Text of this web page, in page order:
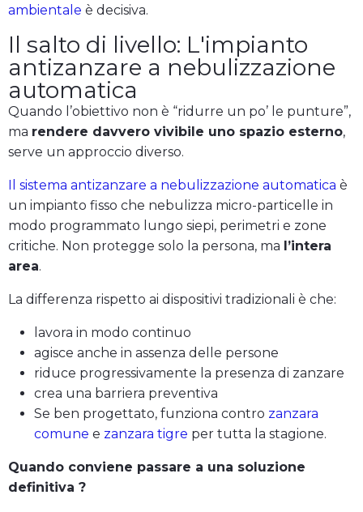
ambientale è decisiva.
Il salto di livello: L'impianto
antizanzare a nebulizzazione
automatica
Quando l’obiettivo non è “ridurre un po’ le punture”,
ma rendere davvero vivibile uno spazio esterno,
serve un approccio diverso.
Il sistema antizanzare a nebulizzazione automatica è
un impianto fisso che nebulizza micro-particelle in
modo programmato lungo siepi, perimetri e zone
critiche. Non protegge solo la persona, ma l’intera
area.
La differenza rispetto ai dispositivi tradizionali è che:
lavora in modo continuo
agisce anche in assenza delle persone
riduce progressivamente la presenza di zanzare
crea una barriera preventiva
Se ben progettato, funziona contro zanzara
comune e zanzara tigre per tutta la stagione.
Quando conviene passare a una soluzione
definitiva ?